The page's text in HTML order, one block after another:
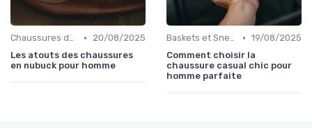
Chaussures de Ville •
20/08/2025
Les atouts des chaussures
en nubuck pour homme
Baskets et Sneakers • 19/08/2025
Comment choisir la
chaussure casual chic pour
homme parfaite